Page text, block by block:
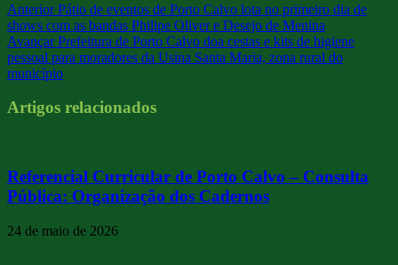
AnteriorPátio de eventos de Porto Calvo lota no primeiro dia de
shows com as bandas Philipe Oliver e Desejo de Menina
AvançarPrefeitura de Porto Calvo doa cestas e kits de higiene
pessoal para moradores da Usina Santa Maria, zona rural do
município
Artigos relacionados
Referencial Curricular de Porto Calvo – Consulta
Pública: Organização dos Cadernos
24 de maio de 2026